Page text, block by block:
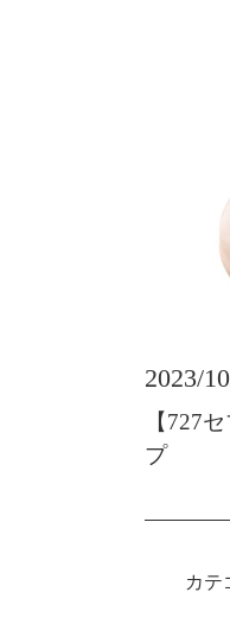
2023/
【727
プ
カテ